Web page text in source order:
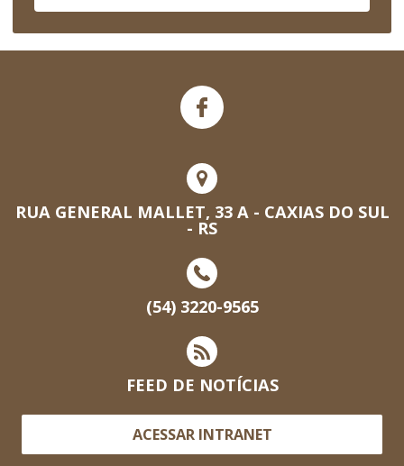
RUA GENERAL MALLET, 33 A - CAXIAS DO SUL
- RS
(54) 3220-9565
FEED DE NOTÍCIAS
ACESSAR INTRANET